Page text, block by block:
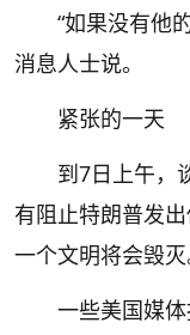
“如果没有他
消息人士说。
紧张的一天
到7日上午，
有阻止特朗普发
一个文明将会毁灭
一些美国媒